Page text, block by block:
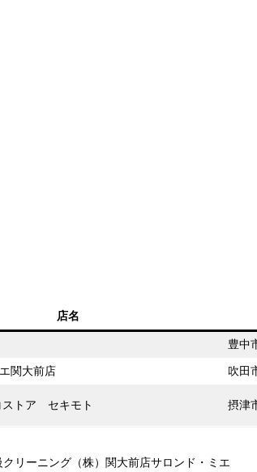
店名
豊中
関大前店 吹田
トア セキモト 摂津
リーニング（株）関大前店サロンド・ミエ